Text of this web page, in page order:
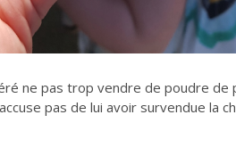
ne pas trop vendre de poudre de
pas de lui avoir survendue la